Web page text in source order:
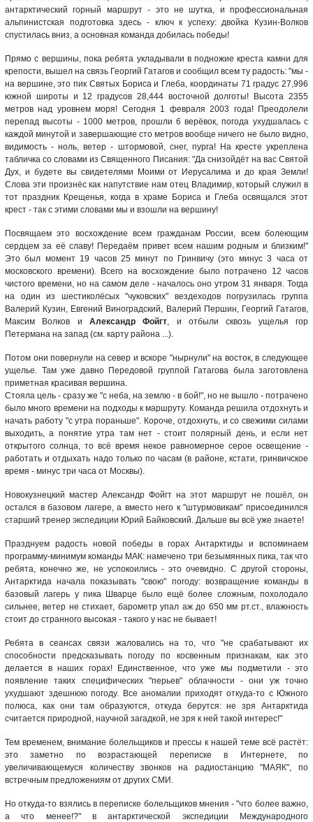
антарктический горный маршрут - это не шутка, и профессиональная
альпинистская подготовка здесь - ключ к успеху: двойка Кузин-Волков
спустилась вниз, а основная команда добилась победы!
Прямо с вершины, пока ребята укладывали в подножие креста камни для
крепости, вышел на связь Георгий Гатагов и сообщил всем ту радость: "мы -
на вершине, это пик Святых Бориса и Глеба, координаты 71 градус 27,996
южной широты и 12 градусов 28,444 восточной долготы! Высота 2355
метров над уровнем моря! Сегодня 1 февраля 2003 года! Преодолели
перепад высоты - 1000 метров, прошли 6 верёвок, погода ухудшалась с
каждой минутой и завершающие сто метров вообще ничего не было видно,
видимость - ноль, ветер - штормовой, снег, пурга! На кресте укреплена
табличка со словами из Священного Писания: "Да снизойдёт на вас Святой
Дух, и будете вы свидетелями Моими от Иерусалима и до края Земли!
Слова эти произнёс как напутствие нам отец Владимир, который служил в
тот праздник Крещенья, когда в храме Бориса и Глеба освящался этот
крест - так с этими словами мы и взошли на вершину!
Посвящаем это восхождение всем гражданам России, всем болеющим
сердцем за её славу! Передаём привет всем нашим родным и близким!"
Это был момент 19 часов 25 минут по Гринвичу (это минус 3 часа от
московского времени). Всего на восхождение было потрачено 12 часов
чистого времени, но на самом деле - началось оно утром 31 января. Тогда
на один из шестиколёсых "чуковских" вездеходов погрузилась группа
Валерий Кузин, Евгений Виноградский, Валерий Першин, Георгий Гатагов,
Максим Волков и Александр Фойгт, и отбыли сквозь ущелья гор
Петермана на запад (см. карту района ...).
Потом они повернули на север и вскоре "нырнули" на восток, в следующее
ущелье. Там уже давно Передовой группой Гатагова была заготовлена
приметная красивая вершина.
Стояла цель - сразу же "с неба, на землю - в бой!", но не вышло - потрачено
было много времени на подходы к маршруту. Команда решила отдохнуть и
начать работу "с утра пораньше". Короче, отдохнуть, и со свежими силами
выходить, а понятие утра там нет - стоит полярный день, и если нет
открытого солнца, то всё время некое равномерное серое освещение -
работать и отдыхать надо только по часам (в районе, кстати, гринвичское
время - минус три часа от Москвы).
Новокузнецкий мастер Александр Фойгт на этот маршрут не пошёл, он
остался в базовом лагере, а вместо него к "штурмовикам" присоединился
старший тренер экспедиции Юрий Байковский. Дальше вы всё уже знаете!
Празднуем радость новой победы в горах Антарктиды и вспоминаем
программу-минимум команды МАК: намечено три безымянных пика, так что
ребята, конечно же, не успокоились - это очевидно. С другой стороны,
Антарктида начала показывать "свою" погоду: возвращение команды в
базовый лагерь у пика Шварце было ещё более сложным, похолодало
сильнее, ветер не стихает, барометр упал аж до 650 мм рт.ст., влажность
стоит до странного высокая - такого у нас не бывает!
Ребята в сеансах связи жаловались на то, что "не срабатывают их
способности предсказывать погоду по косвенным признакам, как это
делается в наших горах! Единственное, что уже мы подметили - это
появление таких специфических "перьев" облачности - они уж точно
ухудшают здешнюю погоду. Все аномалии приходят откуда-то с Южного
полюса, как они там образуются, откуда берутся: не зря Антарктида
считается природной, научной загадкой, не зря к ней такой интерес!"
Тем временем, внимание болельщиков и прессы к нашей теме всё растёт:
это заметно по возрастающей переписке в Интернете, по
увеличивающемуся количеству звонков на радиостанцию "МАЯК", по
встречным предложениям от других СМИ.
Но откуда-то взялись в переписке болельщиков мнения - "что более важно,
а что менее!?" в антарктической экспедиции Международного